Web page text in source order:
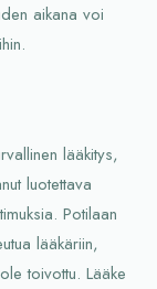
aikana voi
lääkitys,
luotettava
Potilaan
lääkäriin,
toivottu. Lääke